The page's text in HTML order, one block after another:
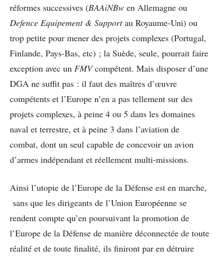
réformes successives (BAAiNBw en Allemagne ou
Defence Equipement & Supportau Royaume-Uni) ou
trop petite pour mener des projets complexes (Portugal,
Finlande, Pays-Bas, etc) ; la Suède, seule, pourrait faire
exception avec un FMVcompétent. Mais disposer d’une
DGA ne suffit pas : il faut des maîtres d’œuvre
compétents et l’Europe n’en a pas tellement sur des
projets complexes, à peine 4 ou 5 dans les domaines
naval et terrestre, et à peine 3 dans l’aviation de
combat, dont un seul capable de concevoir un avion
d’armes indépendant et réellement multi-missions.
Ainsi l’utopie de l’Europe de la Défense est en marche,
sans que les dirigeants de l’Union Européenne se
rendent compte qu’en poursuivant la promotion de
l’Europe de la Défense de manière déconnectée de toute
réalité et de toute finalité, ils finiront par en détruire